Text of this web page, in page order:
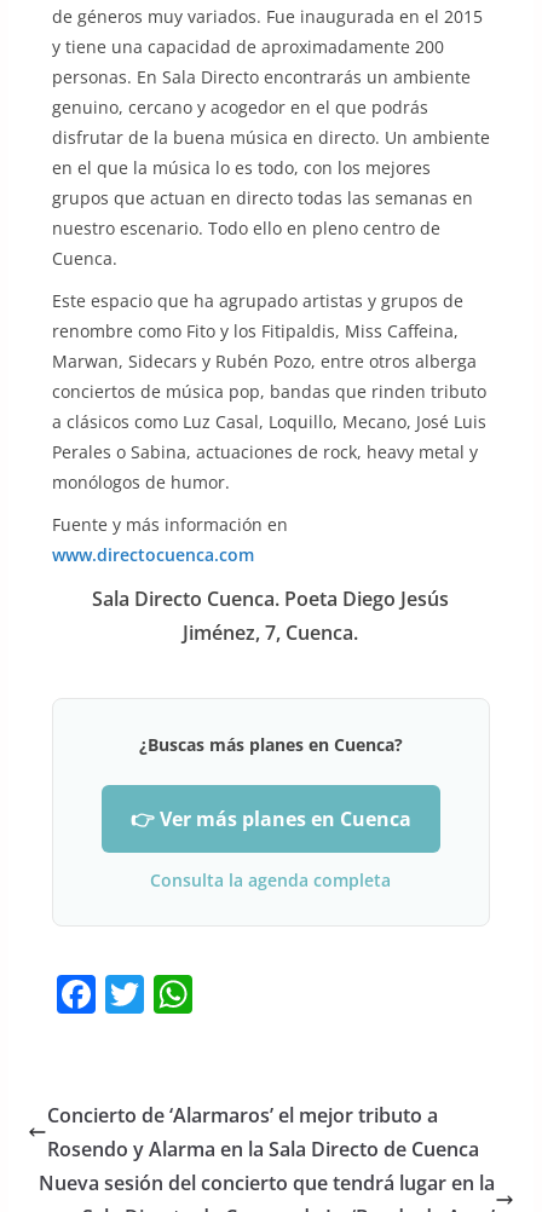
de géneros muy variados. Fue inaugurada en el 2015
y tiene una capacidad de aproximadamente 200
personas. En Sala Directo encontrarás un ambiente
genuino, cercano y acogedor en el que podrás
disfrutar de la buena música en directo. Un ambiente
en el que la música lo es todo, con los mejores
grupos que actuan en directo todas las semanas en
nuestro escenario. Todo ello en pleno centro de
Cuenca.
Este espacio que ha agrupado artistas y grupos de
renombre como Fito y los Fitipaldis, Miss Caffeina,
Marwan, Sidecars y Rubén Pozo, entre otros alberga
conciertos de música pop, bandas que rinden tributo
a clásicos como Luz Casal, Loquillo, Mecano, José Luis
Perales o Sabina, actuaciones de rock, heavy metal y
monólogos de humor.
Fuente y más información en
www.directocuenca.com
Sala Directo Cuenca. Poeta Diego Jesús
Jiménez, 7, Cuenca.
¿Buscas más planes en Cuenca?
👉 Ver más planes en Cuenca
Consulta la agenda completa
F
e
b
o
T
er
W
s
A
p
Concierto de ‘Alarmaros’ el mejor tributo a
Rosendo y Alarma en la Sala Directo de Cuenca
Nueva sesión del concierto que tendrá lugar en la